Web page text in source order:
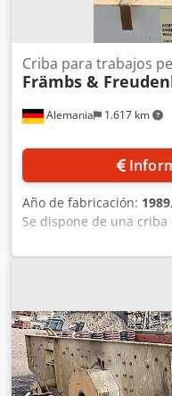
Alemania 1.617 km
Criba para trabajos
Främbs &
Año de fabricación: 1989
Se dispone de una
Främbs & Freudenberg
a la separación de
1, potencia de
superficie de cribado X/
revestimiento de criba.
in situ. Dkodpfx Ajy R